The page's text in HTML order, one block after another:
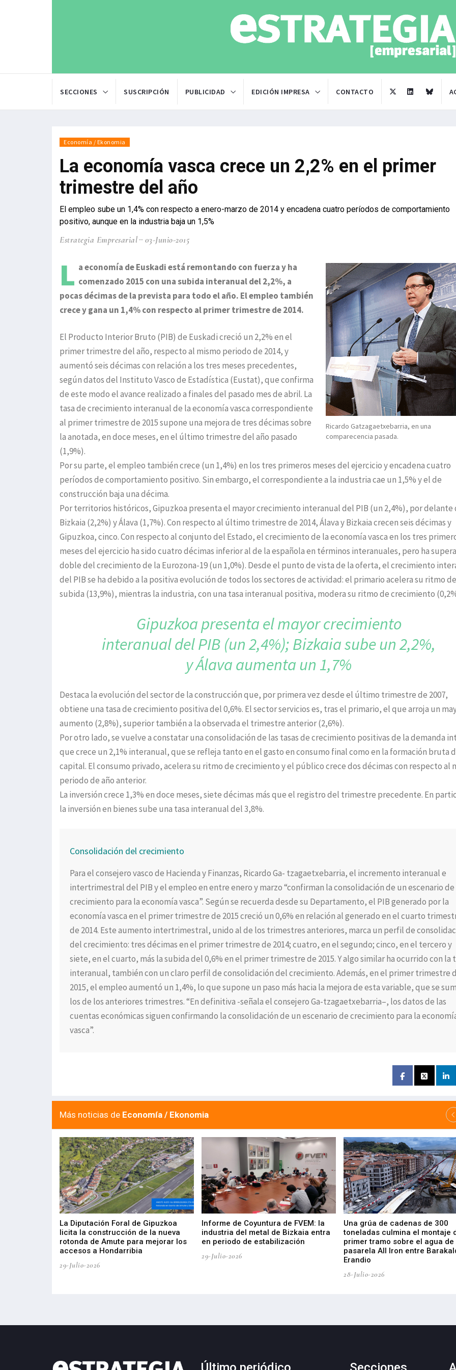
SECCIONES SUSCRIPCIÓN PUBLICIDAD EDICIÓN IMPRESA CONTACTO
Economía / Ekonomia
La economía vasca crece un 2,2% en el primer
trimestre del año
El empleo sube un 1,4% con respecto a enero-marzo de 2014 y encadena cuatro períodos de comportamiento
positivo, aunque en la industria baja un 1,5%
Estrategia Empresarial 03-Junio-2015
Ricardo Gatzagaetxebarria, en una
comparecencia pasada.
L a economía de Euskadi está remontando con fuerza y ha
comenzado 2015 con una subida interanual del 2,2%, a
pocas décimas de la prevista para todo el año. El empleo también
crece y gana un 1,4% con respecto al primer trimestre de 2014.
El Producto Interior Bruto (PIB) de Euskadi creció un 2,2% en el
primer trimestre del año, respecto al mismo periodo de 2014, y
aumentó seis décimas con relación a los tres meses precedentes,
según datos del Instituto Vasco de Estadística (Eustat), que confirma
de este modo el avance realizado a finales del pasado mes de abril. La
tasa de crecimiento interanual de la economía vasca correspondiente
al primer trimestre de 2015 supone una mejora de tres décimas sobre
la anotada, en doce meses, en el último trimestre del año pasado
(1,9%).
Por su parte, el empleo también crece (un 1,4%) en los tres primeros meses del ejercicio y encadena cuatro
períodos de comportamiento positivo. Sin embargo, el correspondiente a la industria cae un 1,5% y el de
construcción baja una décima.
Por territorios históricos, Gipuzkoa presenta el mayor crecimiento interanual del PIB (un 2,4%), por delante
Bizkaia (2,2%) y Álava (1,7%). Con respecto al último trimestre de 2014, Álava y Bizkaia crecen seis décimas y
Gipuzkoa, cinco. Con respecto al conjunto del Estado, el crecimiento de la economía vasca en los tres
meses del ejercicio ha sido cuatro décimas inferior al de la española en términos interanuales, pero ha
doble del crecimiento de la Eurozona-19 (un 1,0%). Desde el punto de vista de la oferta, el crecimiento
del PIB se ha debido a la positiva evolución de todos los sectores de actividad: el primario acelera su ritmo de
subida (13,9%), mientras la industria, con una tasa interanual positiva, modera su ritmo de crecimiento
Gipuzkoa presenta el mayor crecimiento
interanualdel PIB (un 2,4%); Bizkaia sube un 2,2%,
y Álava aumenta un 1,7%
Destaca la evolución del sector de la construcción que, por primera vez desde el último trimestre de 2007,
obtiene una tasa de crecimiento positiva del 0,6%. El sector servicios es, tras el primario, el que arroja un
aumento (2,8%), superior también a la observada el trimestre anterior (2,6%).
Por otro lado, se vuelve a constatar una consolidación de las tasas de crecimiento positivas de la demanda
que crece un 2,1% interanual, que se refleja tanto en el gasto en consumo final como en la formación bruta
capital. El consumo privado, acelera su ritmo de crecimiento y el público crece dos décimas con respecto al
periodo de año anterior.
La inversión crece 1,3% en doce meses, siete décimas más que el registro del trimestre precedente. En
la inversión en bienes sube una tasa interanual del 3,8%.
Consolidación del crecimiento
Para el consejero vasco de Hacienda y Finanzas, Ricardo Ga- tzagaetxebarria, el incremento interanual e
intertrimestral del PIB y el empleo en entre enero y marzo “confirman la consolidación de un escenario de
crecimiento para la economía vasca”. Según se recuerda desde su Departamento, el PIB generado por la
economía vasca en el primer trimestre de 2015 creció un 0,6% en relación al generado en el cuarto
de 2014. Este aumento intertrimestral, unido al de los trimestres anteriores, marca un perfil de
del crecimiento: tres décimas en el primer trimestre de 2014; cuatro, en el segundo; cinco, en el tercero y
siete, en el cuarto, más la subida del 0,6% en el primer trimestre de 2015. Y algo similar ha ocurrido con la
interanual, también con un claro perfil de consolidación del crecimiento. Además, en el primer trimestre
2015, el empleo aumentó un 1,4%, lo que supone un paso más hacia la mejora de esta variable, que se
los de los anteriores trimestres. “En definitiva -señala el consejero Ga-tzagaetxebarria–, los datos de las
cuentas económicas siguen confirmando la consolidación de un escenario de crecimiento para la
vasca”.
Más noticias de Economía / Ekonomia
La Diputación Foral de Gipuzkoa
licita la construcción de la nueva
rotonda de Amute para mejorar los
accesos a Hondarribia
29-Julio-2026
Informe de Coyuntura de FVEM: la
industria del metal de Bizkaia entra
en periodo de estabilización
29-Julio-2026
Una grúa de cadenas de 300
toneladas culmina el montaje
primer tramo sobre el agua de
pasarela All Iron entre
Erandio
28-Julio-2026